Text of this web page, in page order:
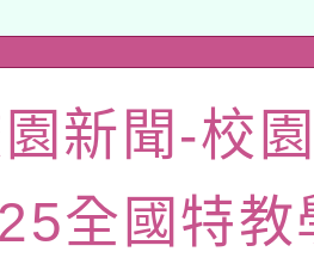
養講師名單
內容與教學軟
陸應申請許可
部水利署委託
新聞-校
全國特教